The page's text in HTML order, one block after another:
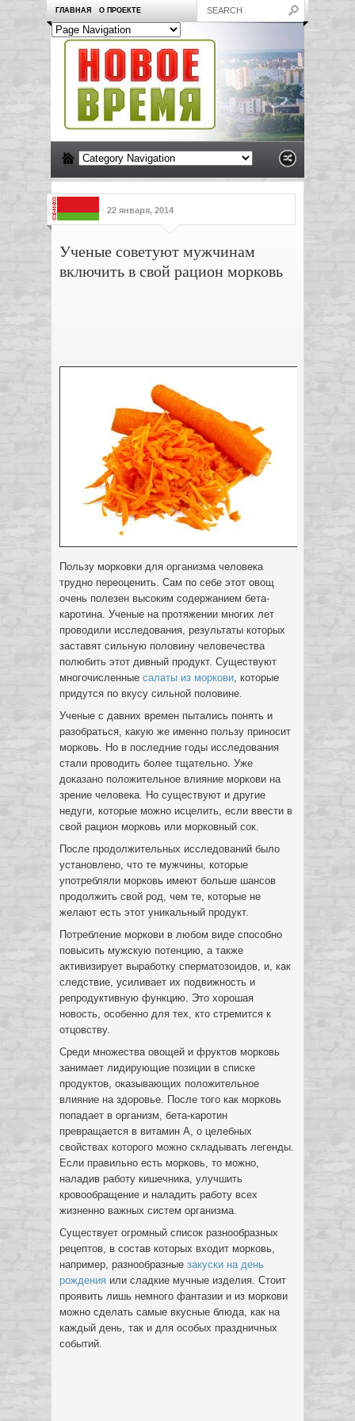
ГЛАВНАЯ О ПРОЕКТЕ
22 января, 2014
Ученые советуют мужчинам
включить в свой рацион морковь
Пользу морковки для организма человека
трудно переоценить. Сам по себе этот овощ
очень полезен высоким содержанием бета-
каротина. Ученые на протяжении многих лет
проводили исследования, результаты которых
заставят сильную половину человечества
полюбить этот дивный продукт. Существуют
многочисленные салаты из моркови, которые
придутся по вкусу сильной половине.
Ученые с давних времен пытались понять и
разобраться, какую же именно пользу приносит
морковь. Но в последние годы исследования
стали проводить более тщательно. Уже
доказано положительное влияние моркови на
зрение человека. Но существуют и другие
недуги, которые можно исцелить, если ввести в
свой рацион морковь или морковный сок.
После продолжительных исследований было
установлено, что те мужчины, которые
употребляли морковь имеют больше шансов
продолжить свой род, чем те, которые не
желают есть этот уникальный продукт.
Потребление моркови в любом виде способно
повысить мужскую потенцию, а также
активизирует выработку сперматозоидов, и, как
следствие, усиливает их подвижность и
репродуктивную функцию. Это хорошая
новость, особенно для тех, кто стремится к
отцовству.
Среди множества овощей и фруктов морковь
занимает лидирующие позиции в списке
продуктов, оказывающих положительное
влияние на здоровье. После того как морковь
попадает в организм, бета-каротин
превращается в витамин А, о целебных
свойствах которого можно складывать легенды.
Если правильно есть морковь, то можно,
наладив работу кишечника, улучшить
кровообращение и наладить работу всех
жизненно важных систем организма.
Существует огромный список разнообразных
рецептов, в состав которых входит морковь,
например, разнообразные закуски на день
рождения или сладкие мучные изделия. Стоит
проявить лишь немного фантазии и из моркови
можно сделать самые вкусные блюда, как на
каждый день, так и для особых праздничных
событий.